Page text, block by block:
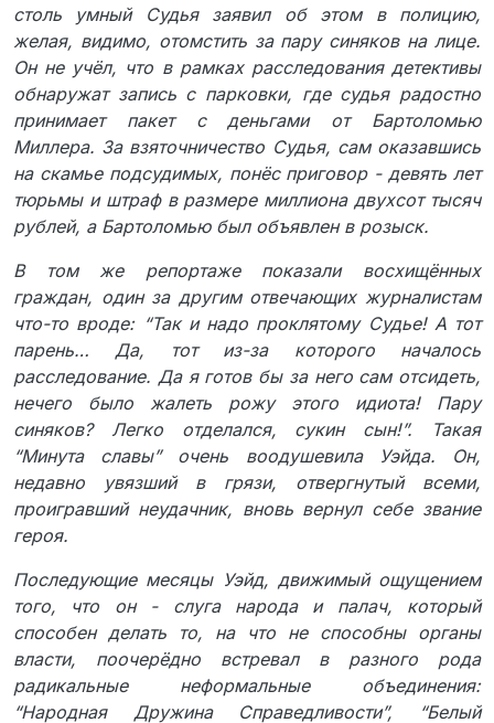
столь умный Судья заявил об этом в полицию,
желая, видимо, отомстить за пару синяков на лице.
Он не учёл, что в рамках расследования детективы
обнаружат запись с парковки, где судья радостно
принимает пакет с деньгами от Бартоломью
Миллера. За взяточничество Судья, сам оказавшись
на скамье подсудимых, понёс приговор - девять лет
тюрьмы и штраф в размере миллиона двухсот тысяч
рублей, а Бартоломью был объявлен в розыск.
В том же репортаже показали восхищённых
граждан, один за другим отвечающих журналистам
что-то вроде: “Так и надо проклятому Судье! А тот
парень… Да, тот из-за которого началось
расследование. Да я готов бы за него сам отсидеть,
нечего было жалеть рожу этого идиота! Пару
синяков? Легко отделался, сукин сын!”. Такая
“Минута славы” очень воодушевила Уэйда. Он,
недавно увязший в грязи, отвергнутый всеми,
проигравший неудачник, вновь вернул себе звание
героя.
Последующие месяцы Уэйд, движимый ощущением
того, что он - слуга народа и палач, который
способен делать то, на что не способны органы
власти, поочерёдно встревал в разного рода
радикальные неформальные объединения:
“Народная Дружина Справедливости”, “Белый